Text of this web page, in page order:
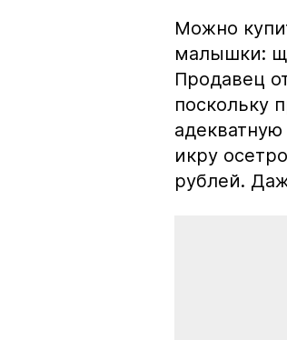
Можно
малышки:
Продавец
поскольку
икру
рублей.